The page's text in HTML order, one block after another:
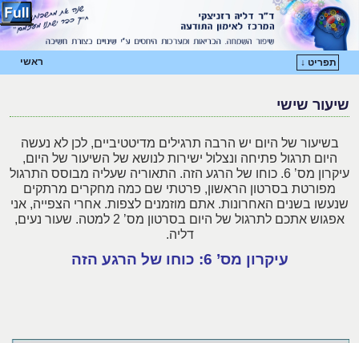
ראשי
תפריט ↓
שיעור שישי
בשיעור של היום יש הרבה תרגילים מדיטטיביים, לכן לא נעשה
היום תרגול פתיחה ונצלול ישירות לנושא של השיעור של היום,
עיקרון מס’ 6. כוחו של הרגע הזה. התאוריה שעליה מבוסס התרגול
מפורטת בסרטון הראשון, פרטתי שם כמה מחקרים מרתקים
שנעשו בשנים האחרונות. אתם מוזמנים לצפות. אחרי הצפייה, אני
אפגוש אתכם לתרגול של היום בסרטון מס’ 2 למטה. שעור נעים,
דליה.
עיקרון מס’ 6: כוחו של הרגע הזה